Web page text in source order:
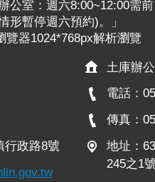
公室：週六8:00~12:00需前
形暫停週六預約)。」
覽器1024*768px解析瀏覽
行政路8號
土庫辦
電話：
傳真：
地址：
245之1